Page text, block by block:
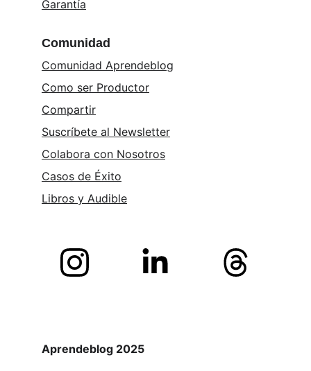
Garantía
Comunidad
Comunidad Aprendeblog
Como ser Productor
Compartir
Suscríbete al Newsletter
Colabora con Nosotros
Casos de Éxito
Libros y Audible
Aprendeblog 2025